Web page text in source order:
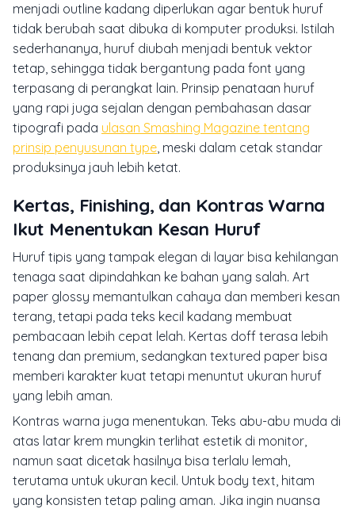
menjadi outline kadang diperlukan agar bentuk huruf
tidak berubah saat dibuka di komputer produksi. Istilah
sederhananya, huruf diubah menjadi bentuk vektor
tetap, sehingga tidak bergantung pada font yang
terpasang di perangkat lain. Prinsip penataan huruf
yang rapi juga sejalan dengan pembahasan dasar
tipografi pada ulasan Smashing Magazine tentang
prinsip penyusunan type, meski dalam cetak standar
produksinya jauh lebih ketat.
Kertas, Finishing, dan Kontras Warna
Ikut Menentukan Kesan Huruf
Huruf tipis yang tampak elegan di layar bisa kehilangan
tenaga saat dipindahkan ke bahan yang salah. Art
paper glossy memantulkan cahaya dan memberi kesan
terang, tetapi pada teks kecil kadang membuat
pembacaan lebih cepat lelah. Kertas doff terasa lebih
tenang dan premium, sedangkan textured paper bisa
memberi karakter kuat tetapi menuntut ukuran huruf
yang lebih aman.
Kontras warna juga menentukan. Teks abu-abu muda di
atas latar krem mungkin terlihat estetik di monitor,
namun saat dicetak hasilnya bisa terlalu lemah,
terutama untuk ukuran kecil. Untuk body text, hitam
yang konsisten tetap paling aman. Jika ingin nuansa